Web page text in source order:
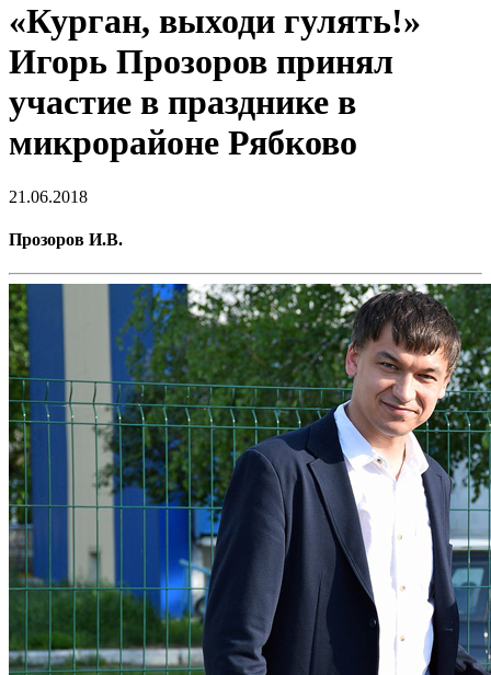
«Курган, выходи гулять!»
Игорь Прозоров принял
участие в празднике в
микрорайоне Рябково
21.06.2018
Прозоров И.В.